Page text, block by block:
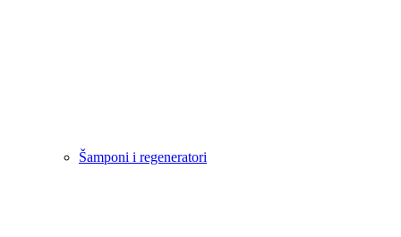
Šamponi i regeneratori